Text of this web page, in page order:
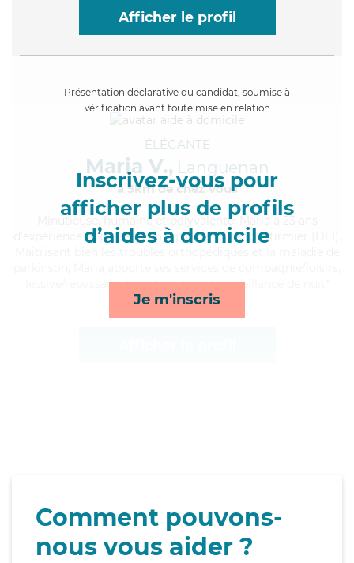
Afficher le profil
Présentation déclarative du candidat, soumise à
vérification avant toute mise en relation
Inscrivez-vous pour
afficher plus de profils
d’aides à domicile
Je m'inscris
ÉLÉGANTE
Maria V., Languenan
à 5km de chez Vous
, humaine et polyvalente, Maria a 23 ans
d'expérience et possède un diplôme d'Etat d'infirmier (DEI).
lessive/repassage, lever/coucher et surveillance de nuit*
Comment pouvons-
nous vous aider ?